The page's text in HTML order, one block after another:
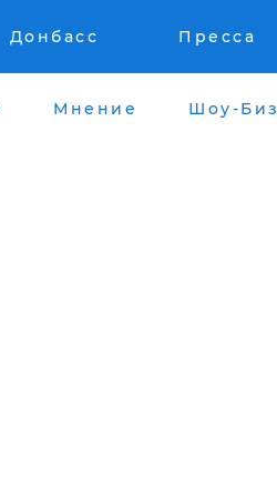
Донбасс Пресса
Мнение Шоу-Биз